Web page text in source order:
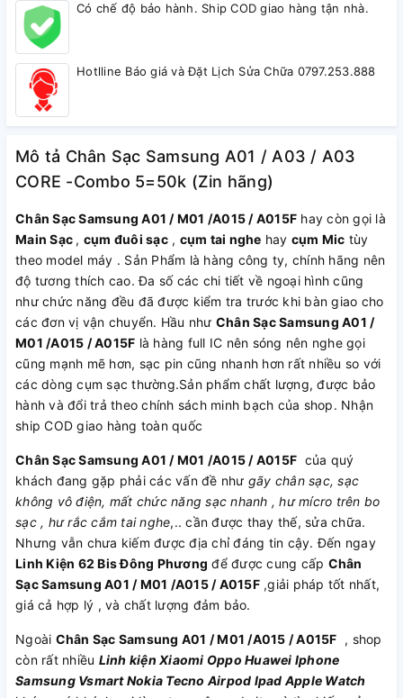
Có chế độ bảo hành. Ship COD giao hàng tận nhà.
Hotlline Báo giá và Đặt Lịch Sửa Chữa 0797.253.888
Mô tả Chân Sạc Samsung A01 / A03 / A03
CORE -Combo 5=50k (Zin hãng)
Chân Sạc Samsung A01 / M01 /A015 / A015F hay còn gọi là
Main Sạc , cụm đuôi sạc, cụm tai nghe hay cụm Mic tùy
theo model máy . Sản Phẩm là hàng công ty, chính hãng nên
độ tương thích cao. Đa số các chi tiết về ngoại hình cũng
như chức năng đều đã được kiểm tra trước khi bàn giao cho
các đơn vị vận chuyển. Hầu như Chân Sạc Samsung A01 /
M01 /A015 / A015F là hàng full IC nên sóng nên nghe gọi
cũng mạnh mẽ hơn, sạc pin cũng nhanh hơn rất nhiều so với
các dòng cụm sạc thường.Sản phẩm chất lượng, được bảo
hành và đổi trả theo chính sách minh bạch của shop. Nhận
ship COD giao hàng toàn quốc
Chân Sạc Samsung A01 / M01 /A015 / A015F của quý
khách đang gặp phải các vấn đề như gãy chân sạc, sạc
không vô điện, mất chức năng sạc nhanh , hư mícro trên bo
sạc , hư rắc cắm tai nghe,.. cần được thay thế, sửa chữa.
Nhưng vẫn chưa kiếm được địa chỉ đáng tin cậy. Đến ngay
Linh Kiện 62 Bis Đông Phương để được cung cấp Chân
Sạc Samsung A01 / M01 /A015 / A015F,giải pháp tốt nhất,
giá cả hợp lý , và chất lượng đảm bảo.
Ngoài Chân Sạc Samsung A01 / M01 /A015 / A015F , shop
còn rất nhiều Linh kiện Xiaomi Oppo Huawei Iphone
Samsung Vsmart Nokia Tecno Airpod Ipad Apple Watch